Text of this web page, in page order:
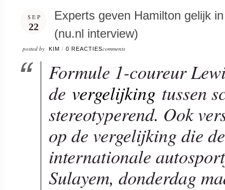
SEP
22
Experts geven Hamilton gelijk
(nu.nl interview)
posted by KIM / 0 REACTIEScomments
Formule 1-coureur
de vergelijking tussen
stereotyperend. Ook
op de vergelijking die
internationale
Sulayem, donderdag